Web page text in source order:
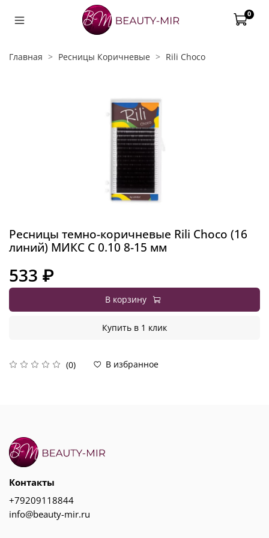
0
Главная Ресницы Коричневые Rili Choco
Ресницы темно-коричневые Rili Choco (16
линий) МИКС C 0.10 8-15 мм
(0) В избранное
533 ₽
В корзину
Купить в 1 клик
Контакты
+79209118844
info@beauty-mir.ru